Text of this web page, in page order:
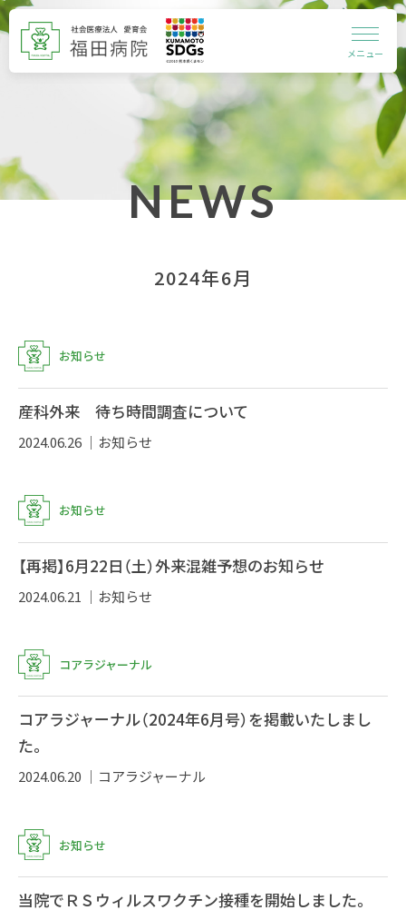
メニュー
NEWS
2024年6月
お知らせ
産科外来 待ち時間調査について
2024.06.26 ｜ お知らせ
お知らせ
【再掲】6月22日（土）外来混雑予想のお知らせ
2024.06.21 ｜ お知らせ
コアラジャーナル
コアラジャーナル（2024年6月号）を掲載いたしまし
た。
2024.06.20 ｜ コアラジャーナル
お知らせ
当院でＲＳウィルスワクチン接種を開始しました。